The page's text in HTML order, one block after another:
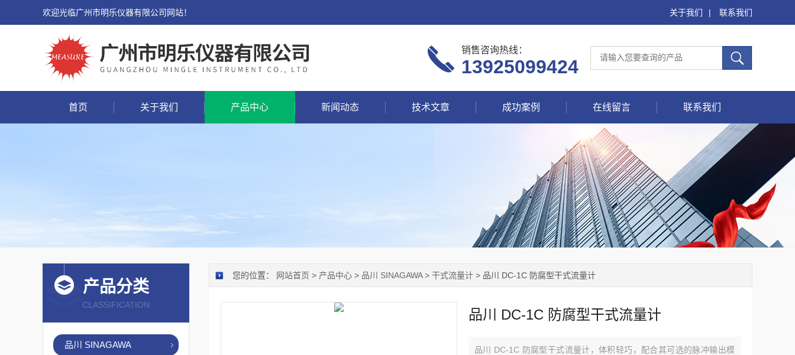
欢迎光临广州市明乐仪器有限公司网站！ 关于我们 | 联系我们
销售咨询热线：
13925099424
首页 关于我们 产品中心 新闻动态 技术文章 成功案例 在线留言 联系我们
您的位置： 网站首页 > 产品中心 > 品川 SINAGAWA> 干式流量计 > 品川 DC-1C 防腐型干式流量计
品川 DC-1C 防腐型干式流量计
品川 DC-1C 防腐型干式流量计，体积轻巧，配合其可选的脉冲输出模
产品分类
CLASSIFICATION
品川 SINAGAWA